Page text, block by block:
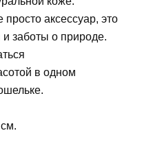
аксессуар, это
заботы о природе.
в одном